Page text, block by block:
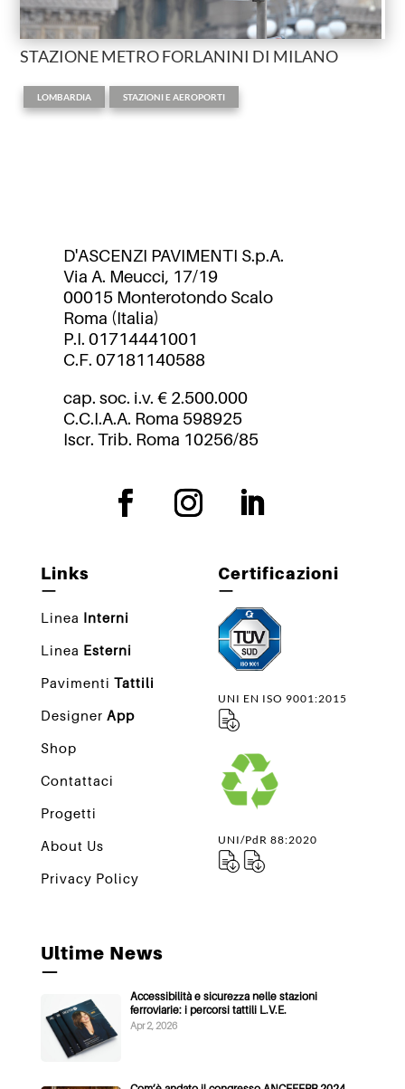
STAZIONE METRO FORLANINI DI MILANO
LOMBARDIA
,
STAZIONI E AEROPORTI
D'ASCENZI PAVIMENTI S.p.A.
Via A. Meucci, 17/19
00015 Monterotondo Scalo
Roma (Italia)
P.I. 01714441001
C.F. 07181140588
cap. soc. i.v. € 2.500.000
C.C.I.A.A. Roma 598925
Iscr. Trib. Roma 10256/85
Links
—
Linea Interni
Linea Esterni
Pavimenti Tattili
Designer App
Shop
Contattaci
Progetti
About Us
Privacy Policy
Certificazioni
—
UNI EN ISO 9001:2015
UNI/PdR 88:2020
Ultime News
—
Accessibilità e sicurezza nelle stazioni
ferroviarie: i percorsi tattili L.V.E.
Apr 2, 2026